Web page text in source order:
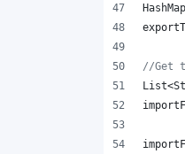
HashMap
//Get
List<